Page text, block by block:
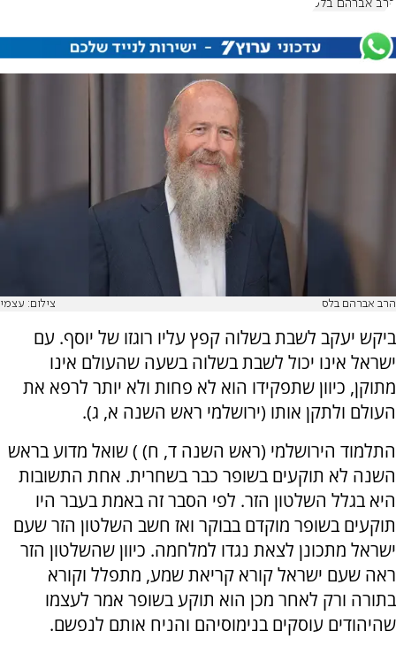
הרב אברהם בלס
הרב אברהם בלס צילום: עצמי
ביקש יעקב לשבת בשלוה קפץ עליו רוגזו של יוסף. עם
ישראל אינו יכול לשבת בשלוה בשעה שהעולם אינו
מתוקן, כיוון שתפקידו הוא לא פחות ולא יותר לרפא את
העולם ולתקן אותו (ירושלמי ראש השנה א, ג).
התלמוד הירושלמי (ראש השנה ד, ח) ) שואל מדוע בראש
השנה לא תוקעים בשופר כבר בשחרית. אחת התשובות
היא בגלל השלטון הזר. לפי הסבר זה באמת בעבר היו
תוקעים בשופר מוקדם בבוקר ואז חשב השלטון הזר שעם
ישראל מתכונן לצאת נגדו למלחמה. כיוון שהשלטון הזר
ראה שעם ישראל קורא קריאת שמע, מתפלל וקורא
בתורה ורק לאחר מכן הוא תוקע בשופר אמר לעצמו
שהיהודים עוסקים בנימוסיהם והניח אותם לנפשם.